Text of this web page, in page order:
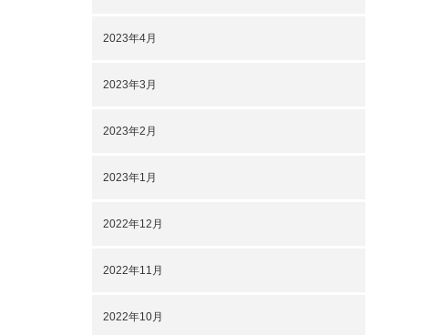
2023年4月
2023年3月
2023年2月
2023年1月
2022年12月
2022年11月
2022年10月